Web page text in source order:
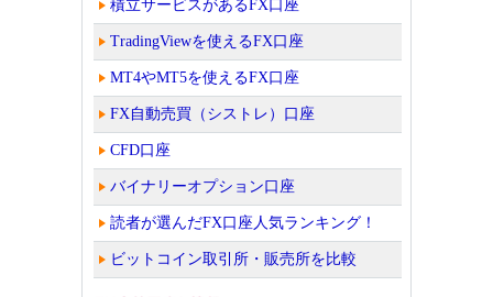
積立サービスがあるFX口座
TradingViewを使えるFX口座
MT4やMT5を使えるFX口座
FX自動売買（シストレ）口座
CFD口座
バイナリーオプション口座
読者が選んだFX口座人気ランキング！
ビットコイン取引所・販売所を比較